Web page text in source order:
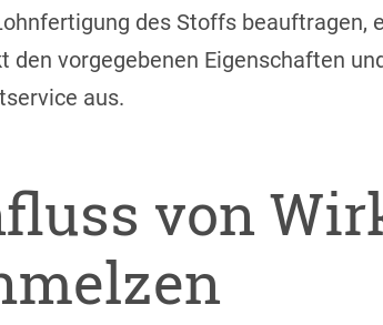
des Stoffs beauftragen,
den vorgegebenen Eigenschaften
aus.
von